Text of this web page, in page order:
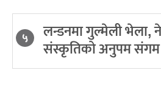
५ लन्डनमा गुल्मेली भेला,
संस्कृतिको अनुपम संगम